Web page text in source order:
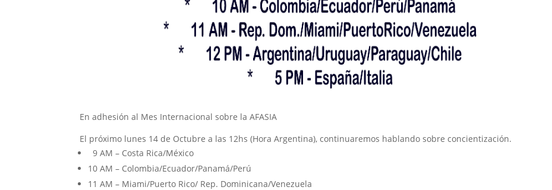
En adhesión al Mes Internacional sobre la AFASIA
El próximo lunes 14 de Octubre a las 12hs (Hora Argentina), continuaremos hablando sobre concientización.
9 AM – Costa Rica/México
10 AM – Colombia/Ecuador/Panamá/Perú
11 AM – Miami/Puerto Rico/ Rep. Dominicana/Venezuela